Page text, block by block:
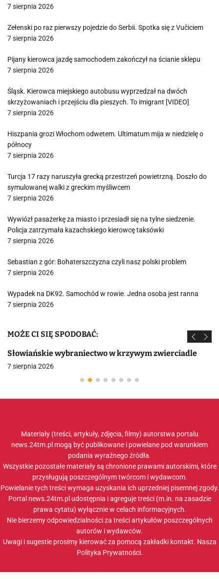
7 sierpnia 2026
Zełenski po raz pierwszy pojedzie do Serbii. Spotka się z Vučiciem
7 sierpnia 2026
Pijany kierowca jazdę samochodem zakończył na ścianie sklepu
7 sierpnia 2026
Śląsk. Kierowca miejskiego autobusu wyprzedzał na dwóch
skrzyżowaniach i przejściu dla pieszych. To imigrant [VIDEO]
7 sierpnia 2026
Hiszpania grozi Włochom odwetem. Ultimatum mija w niedzielę o
północy
7 sierpnia 2026
Turcja 17 razy naruszyła grecką przestrzeń powietrzną. Doszło do
symulowanej walki z greckim myśliwcem
7 sierpnia 2026
Wywiózł pasażerkę za miasto i przesiadł się na tylne siedzenie.
Policja zatrzymała kazachskiego kierowcę taksówki
7 sierpnia 2026
Sebastian z gór: Bohaterszczyzna czyli nasz polski problem
7 sierpnia 2026
Wypadek na DK92. Samochód w rowie. Jedna osoba jest ranna
7 sierpnia 2026
MOŻE CI SIĘ SPODOBAĆ:
Słowiańskie wybraniectwo w krzywym zwierciadle
7 sierpnia 2026
Materiały (treści, artykuły, zdjęcia, filmy) autorstwa portalu
news.24tm.pl mogą być publikowane i powielane pod warunkiem
podania wyraźnego źródła.
Wszystkie pozostałe materiały są chronione prawami autorskimi, które
przysługują poszczególnym twórcom i wydawcom.
Powielanie tych treści wymaga uzyskania ich uprzedniej pisemnej zgody.
Portal news.24tm.pl udostępnia i agreguje treści (m.in. na zasadzie
prawa cytatu) wyłącznie w celach informacyjnych.
Nie bierzemy odpowiedzialności za treści artykułów poszczególnych
autorów i wydawców.
Uwagi i sugestie prosimy kierować za pomocą zakładki kontakt. Nasza
Polityka Prywatności.